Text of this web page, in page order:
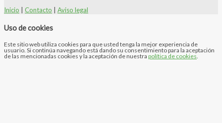
Inicio
Contacto Aviso legal
Uso de cookies
Este sitio web utiliza cookies para que usted tenga la mejor experiencia de
usuario. Si continúa navegando está dando su consentimiento para la aceptación
de las mencionadas cookies y la aceptación de nuestra política de cookies